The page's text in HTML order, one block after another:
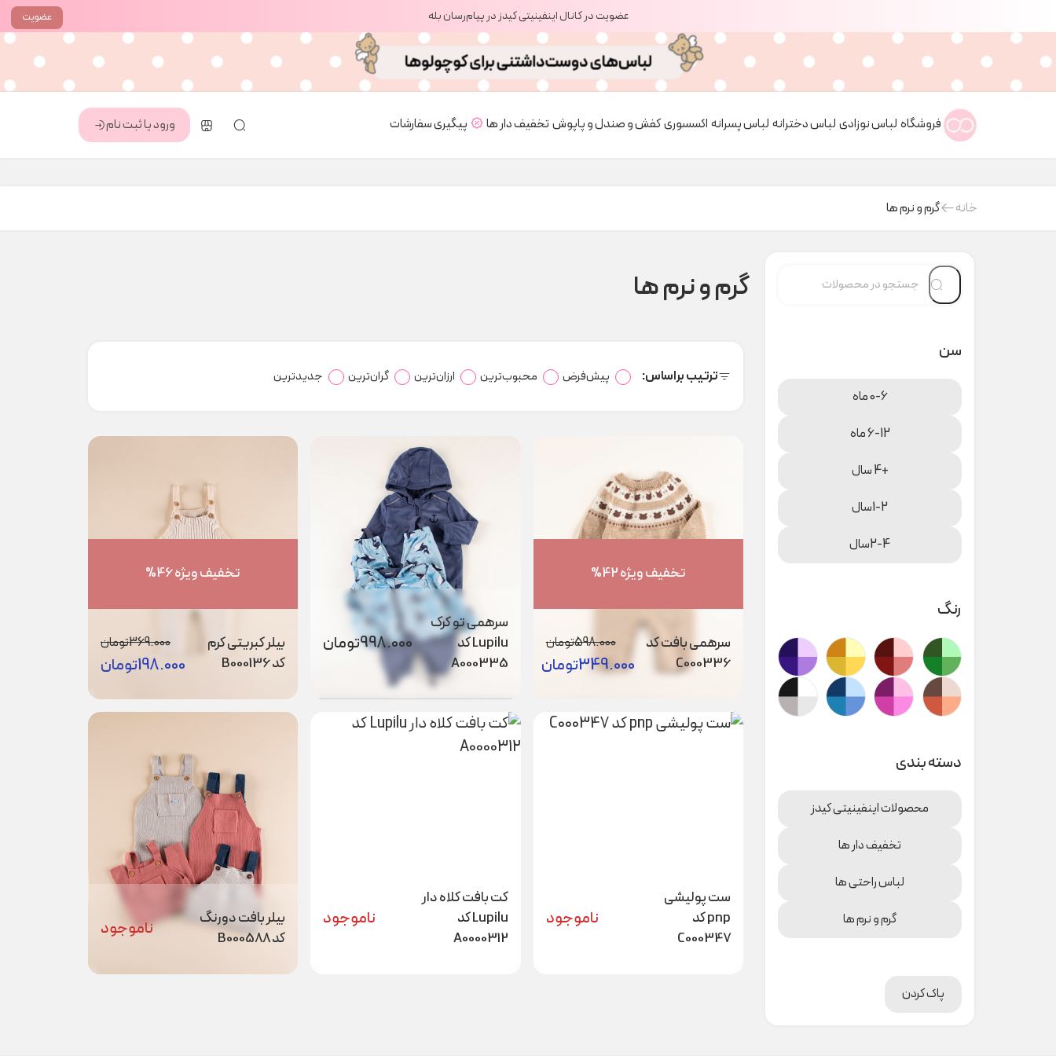
عضویت عضویت در کانال اینفینیتی کیدز در پیام‌رسان بله
فروشگاه لباس نوزادی لباس دخترانه لباس پسرانه اکسسوریکفش و صندل و پاپوش تخفیف دار ها پیگیری سفارشات ورود یا ثبت نام
خانه گرم و نرم ها
سن
0-6 ماه
6-12 ماه
+4 سال
1-2سال
2-4سال
رنگ
دسته بندی
محصولات اینفینیتی کیدز
تخفیف دار ها
لباس راحتی ها
گرم و نرم ها
پاک کردن
گرم و نرم ها
ترتیب براساس: پیش‌فرض محبوب‌ترین ارزان‌ترین گران‌ترین جدیدترین
تخفیف ویژه 42%
سرهمی بافت کد
C000336
598.000تومان
349.000تومان
سرهمی تو کرک
Lupilu کد
A000335
998.000تومان
تخفیف ویژه 46%
بیلر کبریتی کرم
کد B000136
369.000تومان
198.000تومان
ست پولیشی
pnp کد
C000347
ناموجود
کت بافت کلاه دار
Lupilu کد
A0000312
ناموجود
بیلر بافت دورنگ
کد B000588
ناموجود